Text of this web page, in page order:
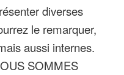
diverses
le remarquer,
aussi internes.
SOMMES